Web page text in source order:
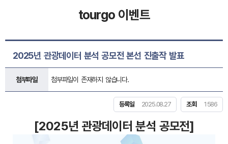
tourgo 이벤트
2025년 관광데이터 분석 공모전 본선 진출작 발표
첨부파일 첨부파일이 존재하지 않습니다.
등록일 2025.08.27 조회 1586
[2025년 관광데이터 분석 공모전]